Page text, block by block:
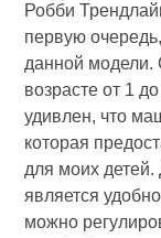
Робби
первую
данной модели.
возрасте от 1
удивлен, что
которая
для моих детей.
является
можно